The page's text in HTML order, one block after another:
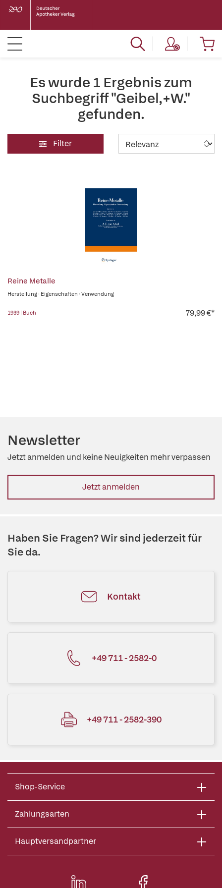
Es wurde 1 Ergebnis zum
Suchbegriff "Geibel,+W."
gefunden.
Filter
Reine Metalle
Herstellung · Eigenschaften · Verwendung
1939 | Buch 79,99 €*
Newsletter
Jetzt anmelden und keine Neuigkeiten mehr verpassen
Jetzt anmelden
Haben Sie Fragen? Wir sind jederzeit für
Sie da.
Kontakt
+49 711 - 2582-0
+49 711 - 2582-390
Shop-Service
Zahlungsarten
Hauptversandpartner